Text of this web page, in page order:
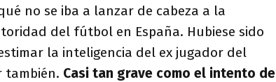
no se iba a lanzar de cabeza a la
del fútbol en España. Hubiese sido
la inteligencia del ex jugador del
también. Casi tan grave como el intento de